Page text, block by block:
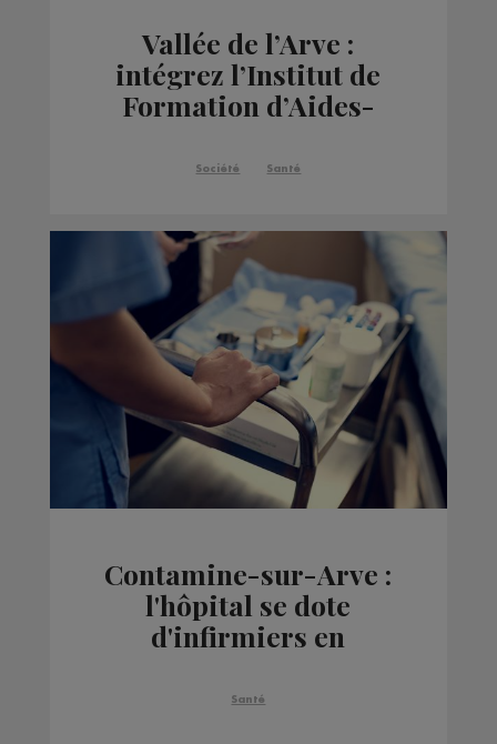
Vallée de l’Arve :
intégrez l’Institut de
Formation d’Aides-
du Pays du Mont-Blanc
Société Santé
Contamine-sur-Arve :
l'hôpital se dote
d'infirmiers en
Santé